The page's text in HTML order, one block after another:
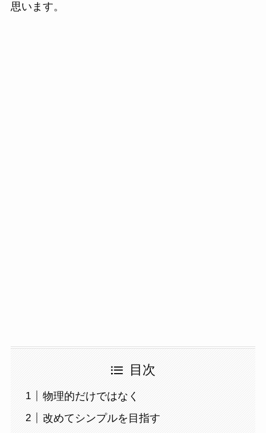
思います。
目次
物理的だけではなく
改めてシンプルを目指す